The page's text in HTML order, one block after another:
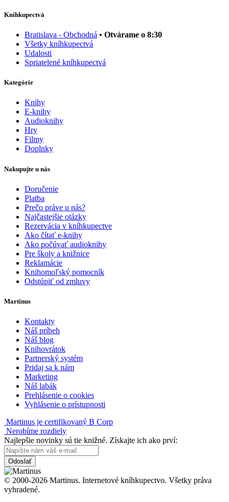
Kníhkupectvá
Bratislava - Obchodná • Otvárame o 8:30
Všetky kníhkupectvá
Udalosti
Spriatelené kníhkupectvá
Kategórie
Knihy
E-knihy
Audioknihy
Hry
Filmy
Doplnky
Nakupujte u nás
Doručenie
Platba
Prečo práve u nás?
Najčastejšie otázky
Rezervácia v kníhkupectve
Ako čítať e-knihy
Ako počúvať audioknihy
Pre školy a knižnice
Reklamácie
Knihomoľský pomocník
Odstúpiť od zmluvy
Martinus
Kontakty
Náš príbeh
Náš blog
Knihovrátok
Partnerský systém
Pridaj sa k nám
Marketing
Náš labák
Prehlásenie o cookies
Vyhlásenie o prístupnosti
Martinus je certifikovaný B Corp
Nerobíme rozdiely
Najlepšie novinky sú tie knižné. Získajte ich ako prví:
Odoslať
© 2000-2026 Martinus. Internetové kníhkupectvo. Všetky práva
vyhradené.